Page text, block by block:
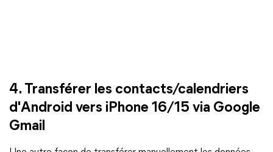
4. Transférer les contacts/calendriers
d'Android vers iPhone 16/15 via Google
Gmail